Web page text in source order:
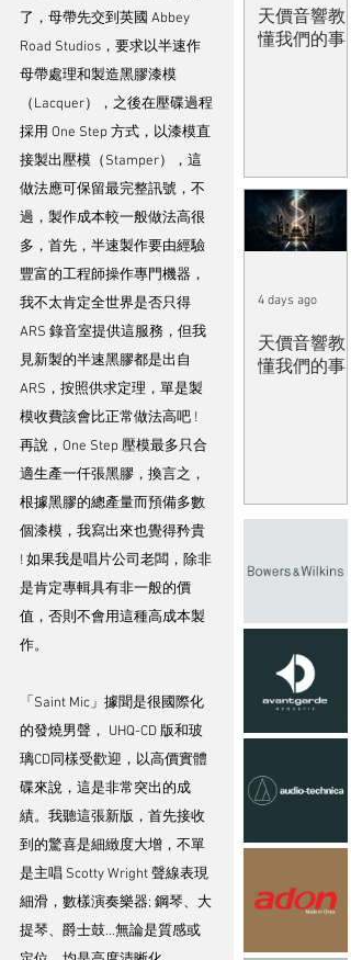
了，母帶先交到英國 Abbey
Road Studios，要求以半速作
母帶處理和製造黑膠漆模
（Lacquer），之後在壓碟過程
採用 One Step 方式，以漆模直
接製出壓模（Stamper），這
做法應可保留最完整訊號，不
過，製作成本較一般做法高很
多，首先，半速製作要由經驗
豐富的工程師操作專門機器，
我不太肯定全世界是否只得
ARS 錄音室提供這服務，但我
見新製的半速黑膠都是出自
ARS，按照供求定理，單是製
模收費該會比正常做法高吧 !
再說，One Step 壓模最多只合
適生產一仟張黑膠，換言之，
根據黑膠的總產量而預備多數
個漆模，我寫出來也覺得矜貴
! 如果我是唱片公司老闆，除非
是肯定專輯具有非一般的價
值，否則不會用這種高成本製
作。
「Saint Mic」據聞是很國際化
的發燒男聲， UHQ-CD 版和玻
璃CD同樣受歡迎，以高價實體
碟來說，這是非常突出的成
績。我聽這張新版，首先接收
到的驚喜是細緻度大增，不單
是主唱 Scotty Wright 聲線表現
細滑，數樣演奏樂器; 鋼琴、大
提琴、爵士鼓...無論是質感或
天價音響教
懂我們的事
天價音響教
懂我們的事
4 days ago